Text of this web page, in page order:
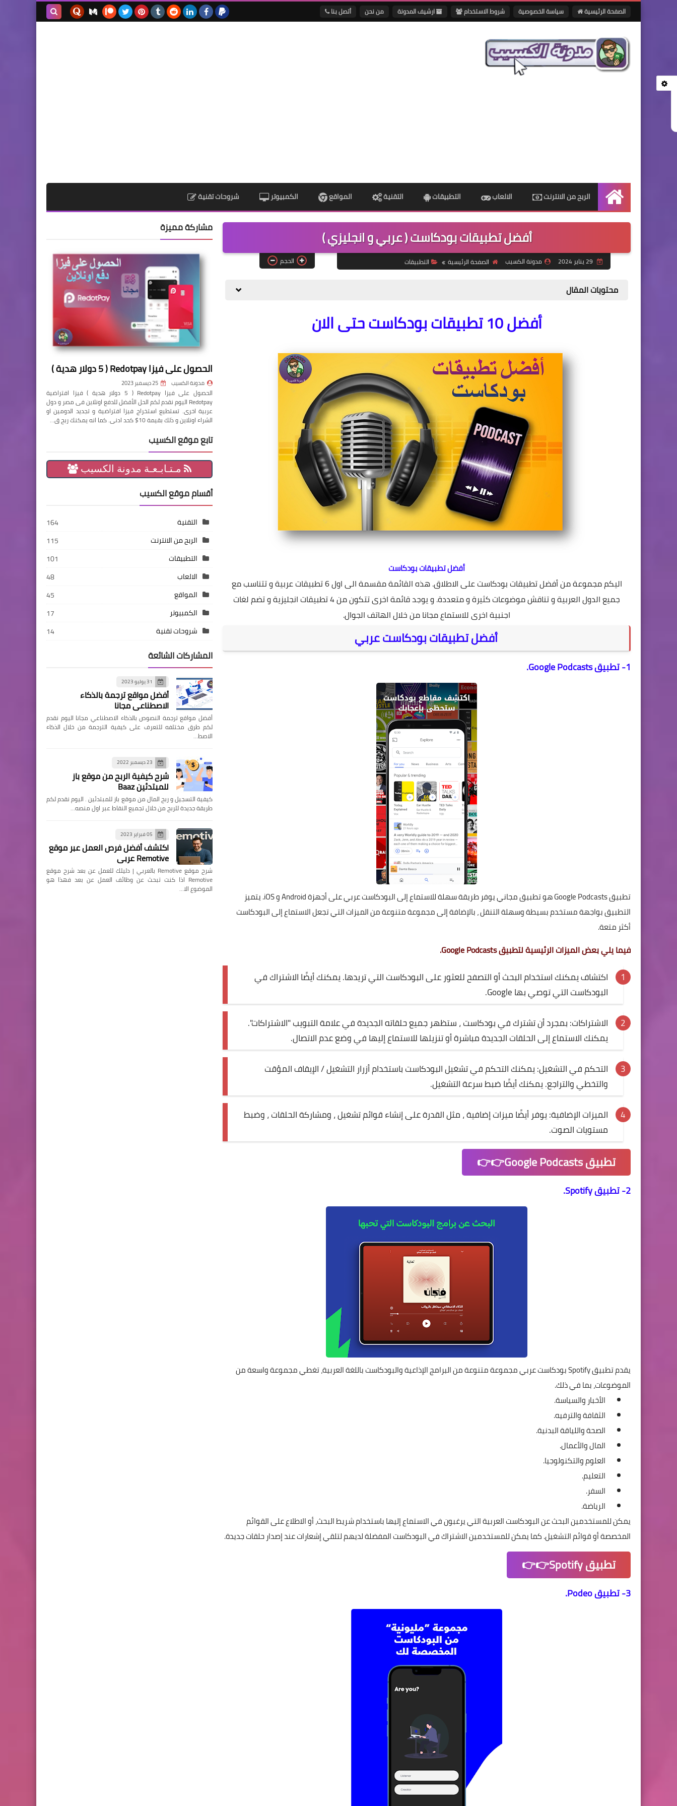
الصفحة الرئيسية سياسة الخصوصية شروط الاستخدام ارشيف المدونة من نحن أتصل بنا
الرئيسية
الربح من الانترنت الالعاب التطبيقات التقنية المواقع الكمبيوتر شروحات تقنية
أفضل تطبيقات بودكاست ( عربي و انجليزي )
مدونة الكسيب الصفحة الرئيسية التطبيقات الحجم
محتويات المقال
أفضل 10 تطبيقات بودكاست حتى الان
أفضل تطبيقات بودكاست
اليكم مجموعة من أفضل تطبيقات بودكاست على الاطلاق. هذه القائمة مقسمة الى اول 6 تطبيقات عربية و تتناسب مع
جميع الدول العربية و تناقش موضوعات كثيرة و متعددة. و يوجد قائمة اخرى تتكون من 4 تطبيقات انجليزية و تضم لغات
اجنبية اخرى للاستماع مجانا من خلال الهاتف الجوال.
أفضل تطبيقات بودكاست عربي
1- تطبيق Google Podcasts.
تطبيق Google Podcasts هو تطبيق مجاني يوفر طريقة سهلة للاستماع إلى البودكاست عربي على أجهزة Android و iOS. يتميز
التطبيق بواجهة مستخدم بسيطة وسهلة التنقل ، بالإضافة إلى مجموعة متنوعة من الميزات التي تجعل الاستماع إلى البودكاست
أكثر متعة.
فيما يلي بعض الميزات الرئيسية لتطبيق Google Podcasts.
اكتشاف يمكنك استخدام البحث أو التصفح للعثور على البودكاست التي تريدها. يمكنك أيضًا الاشتراك في
البودكاست التي توصي بها Google.
الاشتراكات: بمجرد أن تشترك في بودكاست ، ستظهر جميع حلقاته الجديدة في علامة التبويب "الاشتراكات".
يمكنك الاستماع إلى الحلقات الجديدة مباشرة أو تنزيلها للاستماع إليها في وضع عدم الاتصال.
التحكم في التشغيل: يمكنك التحكم في تشغيل البودكاست باستخدام أزرار التشغيل / الإيقاف المؤقت
والتخطي والتراجع. يمكنك أيضًا ضبط سرعة التشغيل.
الميزات الإضافية: يوفر أيضًا ميزات إضافية ، مثل القدرة على إنشاء قوائم تشغيل ، ومشاركة الحلقات ، وضبط
مستويات الصوت.
تطبيق Google Podcasts👉👉
2- تطبيق Spotify.
يقدم تطبيق Spotify بودكاست عربي مجموعة متنوعة من البرامج الإذاعية والبودكاست باللغة العربية، تغطي مجموعة واسعة من
الموضوعات، بما في ذلك.
الأخبار والسياسة.
الثقافة والترفيه.
الصحة واللياقة البدنية.
المال والأعمال.
العلوم والتكنولوجيا.
التعليم.
السفر.
الرياضة.
يمكن للمستخدمين البحث عن البودكاست العربية التي يرغبون في الاستماع إليها باستخدام شريط البحث، أو الاطلاع على القوائم
المخصصة أو قوائم التشغيل. كما يمكن للمستخدمين الاشتراك في البودكاست المفضلة لديهم لتلقي إشعارات عند إصدار حلقات جديدة.
تطبيق Spotify👉👉
3- تطبيق Podeo.
مشاركة مميزة
الحصول على فيزا Redotpay ( 5 دولار هدية )
مدونة الكسيب 25 ديسمبر 2023
الحصول على فيزا Redotpay ( 5 دولار هدية ) فيزا افتراضية
Redotpay اليوم نقدم لكم الحل الأفضل للدفع اونلاين فى مصر و دول
عربية اخرى. تستطيع استخراج فيزا افتراضية و تجديد الدومين او
الشراء اونلاين و ذلك بقيمة 10$ كحد ادنى. كما انه يمكنك ربح ق…
تابع موقع الكسيب
مـتـابـعـة مدونة الكسيب
أقسام موقع الكسيب
التقنية
164
الربح من الانترنت
115
التطبيقات
101
الالعاب
48
المواقع
45
الكمبيوتر
17
شروحات تقنية
14
المشاركات الشائعة
31 يوليو 2023
أفضل مواقع ترجمة بالذكاء
الاصطناعي مجانا
أفضل مواقع ترجمة النصوص بالذكاء الاصطناعي مجانا اليوم نقدم
لكم طرق مختلفه للتعرف على كيفية الترجمة من خلال الذكاء
الاصط…
23 ديسمبر 2022
شرح كيفية الربح من موقع باز
للمبتدئين Baaz
كيفية التسجيل و ربح المال من موقع باز للمبتدئين . اليوم نقدم لكم
طريقة جديدة للربح من خلال تجميع النقاط عبر اول منصه…
05 فبراير 2023
اكتشف أفضل فرص العمل عبر موقع
Remotive عربي
شرح موقع Remotive بالعربي | دليلك للعمل عن بعد شرح موقع
Remotive اذا كنت تبحث عن وظائف العمل عن بعد فهذا هو
الموضوع الا…